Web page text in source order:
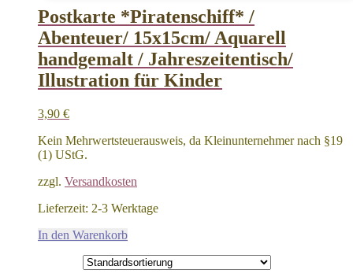
Postkarte *Piratenschiff* /
Abenteuer/ 15x15cm/ Aquarell
handgemalt / Jahreszeitentisch/
Illustration für Kinder
3,90 €
Kein Mehrwertsteuerausweis, da Kleinunternehmer nach §19
(1) UStG.
zzgl. Versandkosten
Lieferzeit: 2-3 Werktage
In den Warenkorb